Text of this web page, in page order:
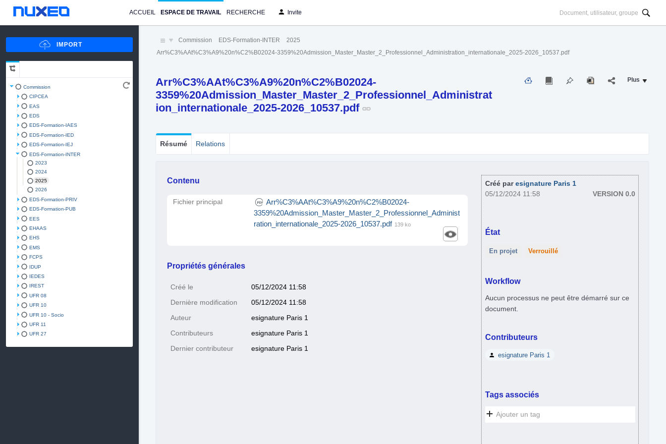
ACCUEIL ESPACE DE TRAVAIL RECHERCHE Invite
Commission
CIPCEA
EAS
EDS
EDS-Formation-IAES
EDS-Formation-IED
EDS-Formation-IEJ
EDS-Formation-INTER
2023
2024
2025
2026
EDS-Formation-PRIV
EDS-Formation-PUB
EES
EHAAS
EHS
EMS
FCPS
IDUP
IEDES
IREST
UFR 08
UFR 10
UFR 10 - Socio
UFR 11
UFR 27
Commission EDS-Formation-INTER 2025
Arr%C3%AAt%C3%A9%20n%C2%B02024-3359%20Admission_Master_Master_2_Professionnel_Administration_internationale_2025-2026_10537.pdf
Arr%C3%AAt%C3%A9%20n%C2%B02024-
3359%20Admission_Master_Master_2_Professionnel_Administrat
ion_internationale_2025-2026_10537.pdf
Plus
Résumé Relations
Contenu
Fichier principal
Arr%C3%AAt%C3%A9%20n%C2%B02024-
3359%20Admission_Master_Master_2_Professionnel_Administ
ration_internationale_2025-2026_10537.pdf 139 ko
Propriétés générales
Créé le 05/12/2024 11:58
Dernière modification 05/12/2024 11:58
Auteur esignature Paris 1
Contributeurs esignature Paris 1
Dernier contributeur esignature Paris 1
Créé paresignature Paris 1
05/12/2024 11:58
VERSION 0.0
État
En projet Verrouillé
Workflow
Aucun processus ne peut être démarré sur ce
document.
Contributeurs
esignature Paris 1
Tags associés